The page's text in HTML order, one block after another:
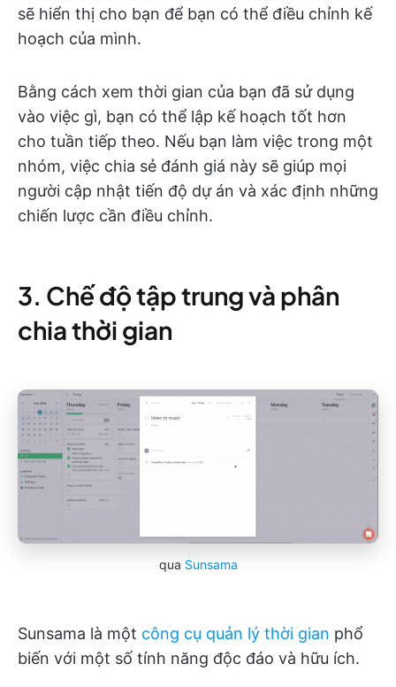
sẽ hiển thị cho bạn để bạn có thể điều chỉnh kế
hoạch của mình.
Bằng cách xem thời gian của bạn đã sử dụng
vào việc gì, bạn có thể lập kế hoạch tốt hơn
cho tuần tiếp theo. Nếu bạn làm việc trong một
nhóm, việc chia sẻ đánh giá này sẽ giúp mọi
người cập nhật tiến độ dự án và xác định những
chiến lược cần điều chỉnh.
3. Chế độ tập trung và phân
chia thời gian
qua Sunsama
Sunsama là một công cụ quản lý thời gian phổ
biến với một số tính năng độc đáo và hữu ích.